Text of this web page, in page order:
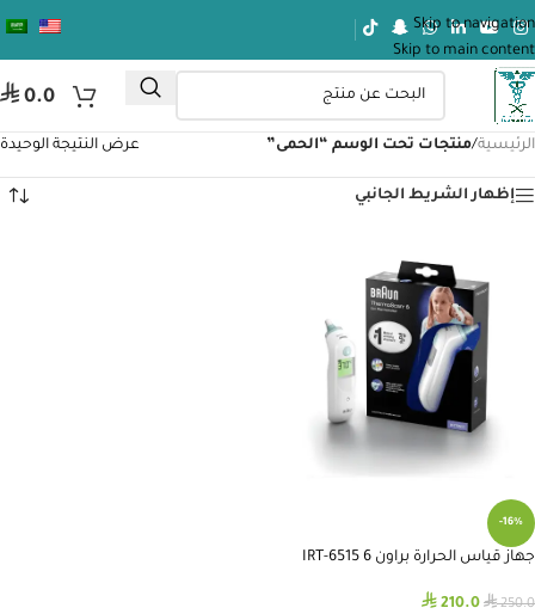
Skip to navigation
Skip to main content
⃁ 0.0
الرئيسية/منتجات تحت الوسم “الحمى” عرض النتيجة الوحيدة
إظهار الشريط الجانبي
-16%
جهاز قياس الحرارة براون 6 IRT-6515
⃁250.0
⃁ 210.0